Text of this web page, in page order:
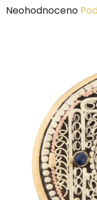
Průměrné
hvězdiček.
Neohodnoceno